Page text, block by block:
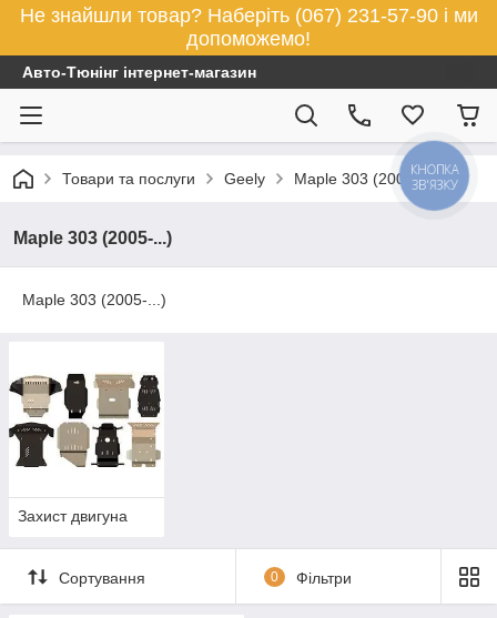
Не знайшли товар? Наберіть (067) 231-57-90 і ми
допоможемо!
Авто-Тюнінг інтернет-магазин
Товари та послуги Geely Maple 303 (2005-...)
Maple 303 (2005-...)
Maple 303 (2005-...)
Захист двигуна
Сортування 0 Фільтри
КНОПКА
ЗВ'ЯЗКУ